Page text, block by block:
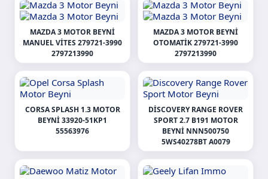
MAZDA 3 MOTOR BEYNI
MANUEL VITES 279721-3990
2797213990
MAZDA 3 MOTOR BEYNI
OTOMATIK 279721-3990
2797213990
CORSA SPLASH 1.3 MOTOR
BEYNI 33920-51KP1
55563976
DISCOVERY RANGE ROVER
SPORT 2.7 B191 MOTOR
BEYNI NNN500750
5WS40278BT A0079